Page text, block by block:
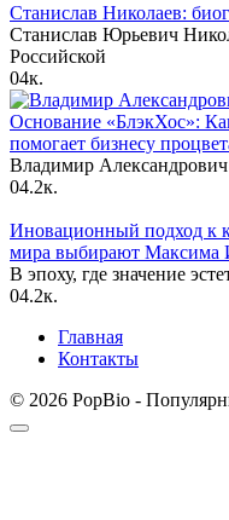
Станислав Николаев:
Станислав Юрьевич
Российской
04к.
Основание «БлэкХос»:
помогает бизнесу
Владимир
04.2к.
Иновационный подход к
мира выбирают Максима
В эпоху, где значение
04.2к.
Главная
Контакты
© 2026 PopBio -